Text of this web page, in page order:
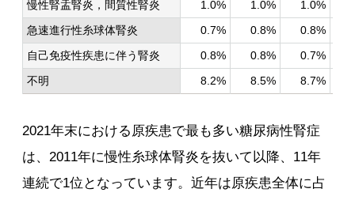
慢性腎盂腎炎，間質性腎炎 1.0% 1.0% 1.0%
急速進行性糸球体腎炎
0.7% 0.8% 0.8%
自己免疫性疾患に伴う腎炎
0.8% 0.8% 0.7%
不明
8.2% 8.5% 8.7%
2021年末における原疾患で最も多い糖尿病性腎症
は、2011年に慢性糸球体腎炎を抜いて以降、11年
連続で1位となっています。近年は原疾患全体に占